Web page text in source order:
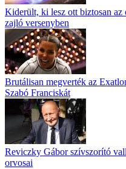
Kiderült, ki lesz ott biztosan az
zajló versenyben
Brutálisan megverték az
Szabó Franciskát
Reviczky Gábor szívszorító
orvosai